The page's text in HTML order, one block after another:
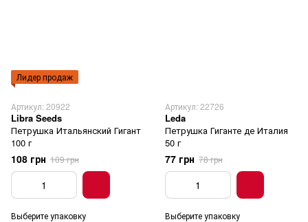
Лидер продаж
Артикул: 20922
Libra Seeds
Петрушка Итальянский Гигант
100 г
108 грн 109 грн
Выберите упаковку
Артикул: 22726
Leda
Петрушка Гиганте де Италия
50 г
77 грн 78 грн
Выберите упаковку